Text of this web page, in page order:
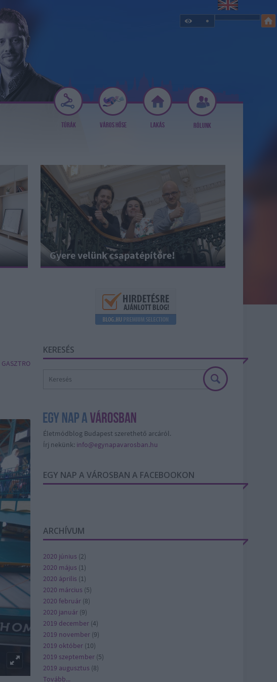
TÚRÁK VÁROS HŐSE LAKÁS RÓLUNK
Gyere velünk csapatépítőre!
GASZTRO
KERESÉS
Életmódblog Budapest szerethető arcáról.
Írj nekünk: info@egynapavarosban.hu
EGY NAP A VÁROSBAN A FACEBOOKON
ARCHÍVUM
2020 június (2)
2020 május (1)
2020 április (1)
2020 március (5)
2020 február (8)
2020 január (9)
2019 december (4)
2019 november (9)
2019 október (10)
2019 szeptember (5)
2019 augusztus (8)
Tovább...